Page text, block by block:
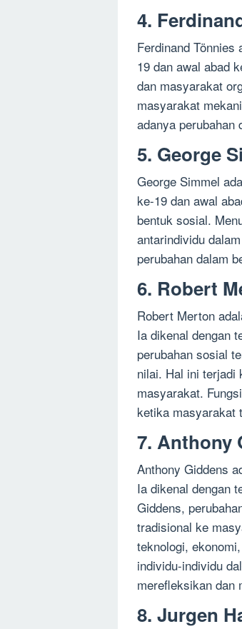
4.
Ferdinand Tönnies
19 dan awal abad
dan masyarakat
masyarakat
adanya perubahan
5. George
George Simmel
ke-19 dan awal
bentuk sosial.
antarindividu
perubahan dalam
6. Robert
Robert Merton
Ia dikenal dengan
perubahan sosial
nilai. Hal ini terjadi
masyarakat.
ketika masyarakat
7. Anthony
Anthony Giddens
Ia dikenal dengan
Giddens,
tradisional ke
teknologi,
individu-individu
merefleksikan dan
8. Jurgen